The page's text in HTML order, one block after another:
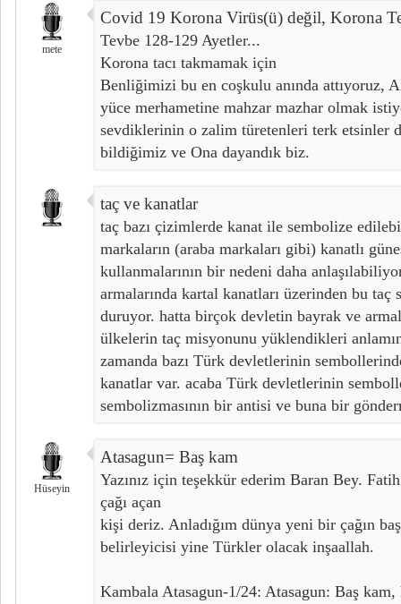
mete
Covid 19 Korona Virüs(ü) değil, Korona
Tevbe 128-129 Ayetler...
Korona tacı takmamak için
Benliğimizi bu en coşkulu anında attıyoruz,
yüce merhametine mahzar mazhar olmak
sevdiklerinin o zalim türetenleri terk etsinler
bildiğimiz ve Ona dayandık biz.
taç ve kanatlar
taç bazı çizimlerde kanat ile sembolize
markaların (araba markaları gibi) kanatlı
kullanmalarının bir nedeni daha
armalarında kartal kanatları üzerinden bu taç
duruyor. hatta birçok devletin bayrak ve
ülkelerin taç misyonunu yüklendikleri
zamanda bazı Türk devletlerinin
kanatlar var. acaba Türk devletlerinin
sembolizmasının bir antisi ve buna bir
Hüseyin
Atasagun= Baş kam
Yazınız için teşekkür ederim Baran Bey.
çağı açan
kişi deriz. Anladığım dünya yeni bir çağın
belirleyicisi yine Türkler olacak inşaallah.
Kambala Atasagun-1/24: Atasagun: Baş kam,